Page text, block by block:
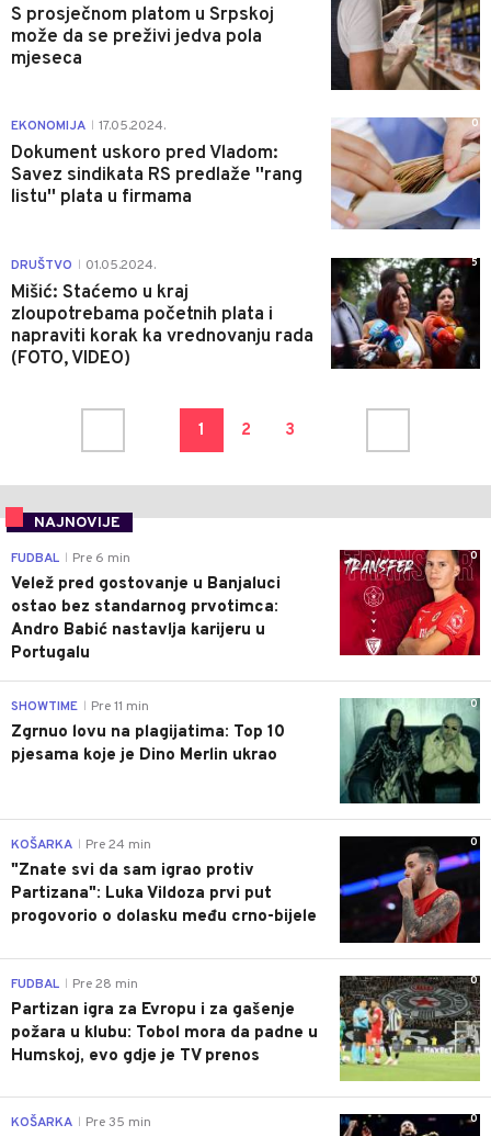
S prosječnom platom u Srpskoj
može da se preživi jedva pola
mjeseca
EKONOMIJA 17.05.2024.
Dokument uskoro pred Vladom:
Savez sindikata RS predlaže ''rang
listu'' plata u firmama
0
DRUŠTVO 01.05.2024.
Mišić: Staćemo u kraj
zloupotrebama početnih plata i
napraviti korak ka vrednovanju rada
(FOTO, VIDEO)
5
1 2 3
NAJNOVIJE
0
FUDBAL Pre 6 min
Velež pred gostovanje u Banjaluci
ostao bez standarnog prvotimca:
Andro Babić nastavlja karijeru u
Portugalu
0
SHOWTIME Pre 11 min
Zgrnuo lovu na plagijatima: Top 10
pjesama koje je Dino Merlin ukrao
0
KOŠARKA Pre 24 min
"Znate svi da sam igrao protiv
Partizana": Luka Vildoza prvi put
progovorio o dolasku među crno-bijele
0
FUDBAL Pre 28 min
Partizan igra za Evropu i za gašenje
požara u klubu: Tobol mora da padne u
Humskoj, evo gdje je TV prenos
0
KOŠARKA Pre 35 min